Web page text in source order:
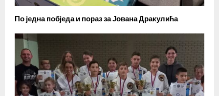
По једна побједа и пораз за Јована Дракулића